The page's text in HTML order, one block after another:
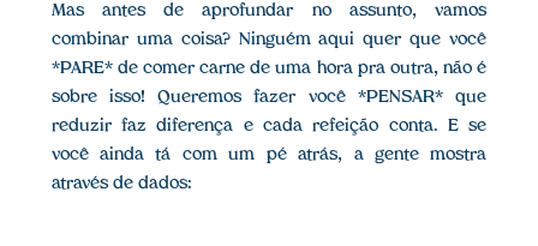
Mas antes de aprofundar no assunto, vamos
combinar uma coisa? Ninguém aqui quer que você
*PARE* de comer carne de uma hora pra outra, não é
sobre isso! Queremos fazer você *PENSAR* que
reduzir faz diferença e cada refeição conta. E se
você ainda tá com um pé atrás, a gente mostra
através de dados: